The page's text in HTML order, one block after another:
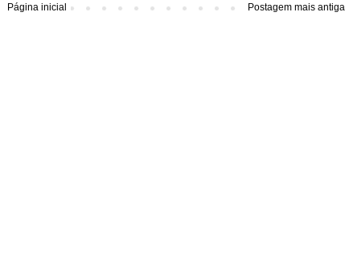
Postagem mais antiga
Página inicial